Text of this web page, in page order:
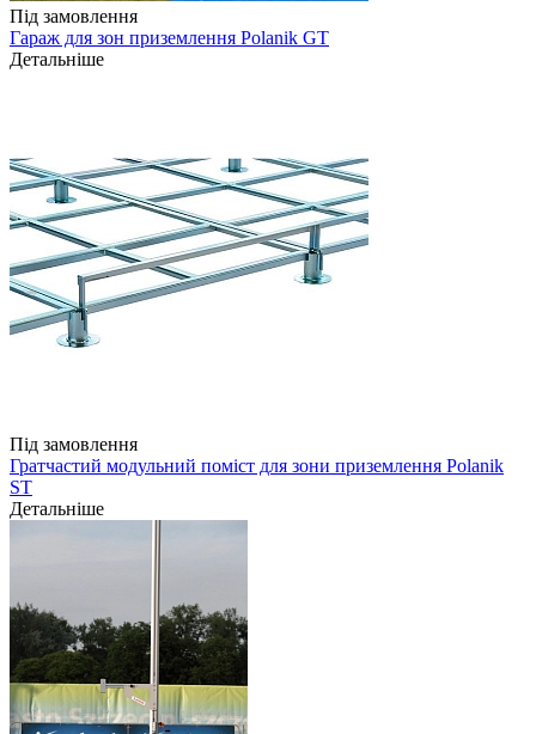
Під замовлення
Гараж для зон приземлення Polanik GT
Детальніше
Під замовлення
Гратчастий модульний поміст для зони приземлення Polanik
ST
Детальніше